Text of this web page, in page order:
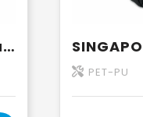
SEOUL - 300D RPET laptop rugzak
PET-PU